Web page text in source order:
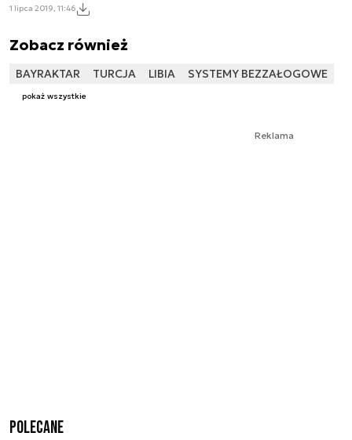
1 lipca 2019, 11:46
Zobacz również
BAYRAKTAR TURCJA LIBIA SYSTEMY BEZZAŁOGOWE
pokaż wszystkie
Reklama
Polecane